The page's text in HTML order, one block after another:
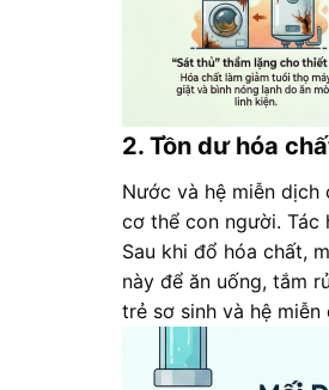
2. Tồn dư hóa
Nước và hệ miễn
cơ thể con người. Tác
Sau khi đổ hóa chất,
này để ăn uống, tắm
trẻ sơ sinh và hệ